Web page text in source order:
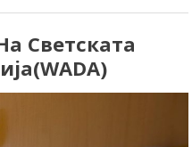
Светската